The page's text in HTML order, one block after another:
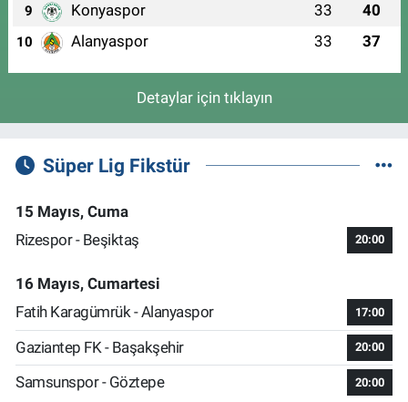
9 Konyaspor 33 40
10 Alanyaspor 33 37
Detaylar için tıklayın
Süper Lig Fikstür
15 Mayıs, Cuma
Rizespor - Beşiktaş
20:00
16 Mayıs, Cumartesi
Fatih Karagümrük - Alanyaspor
17:00
Gaziantep FK - Başakşehir 20:00
Samsunspor - Göztepe 20:00